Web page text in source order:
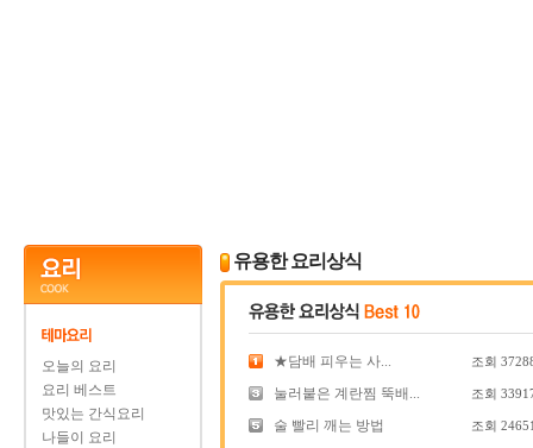
오늘의 요리
요리 베스트
맛있는 간식요리
나들이 요리
유용한 요리상식
★담배 피우는 사... 조회
눌러붙은 계란찜 뚝배... 조회
술 빨리 깨는 방법 조회